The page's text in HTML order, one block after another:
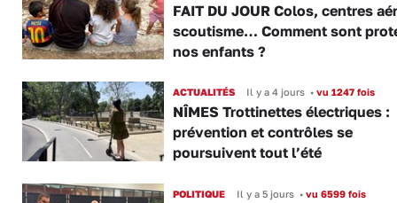
FAIT DU JOUR Colos, centres
scoutisme… Comment sont
nos enfants ?
ACTUALITÉS Il y a 4 jours •vu 1247 fois
NÎMES Trottinettes électriques :
prévention et contrôles se
poursuivent tout l’été
POLITIQUE Il y a 5 jours •vu 6599 fois